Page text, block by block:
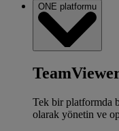
ONE platformu
Tek bir platformda
olarak yönetin ve